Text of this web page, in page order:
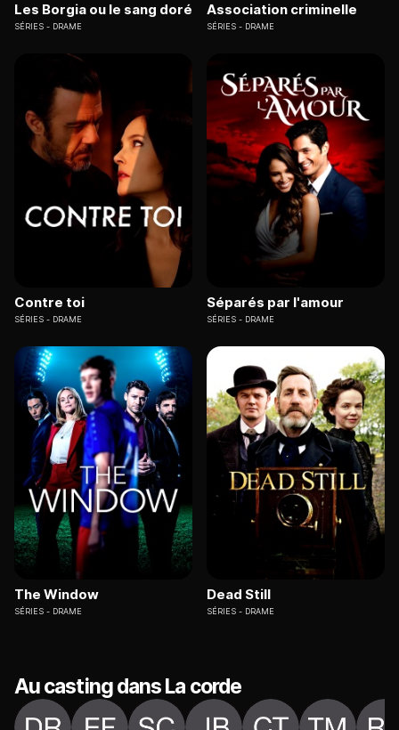
Les Borgia ou le sang doré
SÉRIES DRAME
Association criminelle
SÉRIES DRAME
Contre toi
SÉRIES DRAME
Séparés par l'amour
SÉRIES DRAME
The Window
SÉRIES DRAME
Dead Still
SÉRIES DRAME
Au casting dans La corde